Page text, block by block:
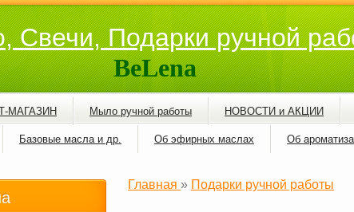
Свечи, Подарки ручной
BeLena
МАГАЗИН Мыло ручной работы НОВОСТИ и АКЦИИ
Базовые масла и др. Об эфирных маслах Об
Главная » Подарки ручной работы